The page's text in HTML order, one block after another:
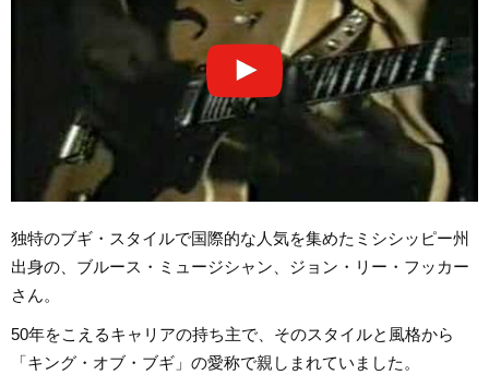
独特のブギ・スタイルで国際的な人気を集めたミシシッピー州
出身の、ブルース・ミュージシャン、ジョン・リー・フッカー
さん。
50年をこえるキャリアの持ち主で、そのスタイルと風格から
「キング・オブ・ブギ」の愛称で親しまれていました。